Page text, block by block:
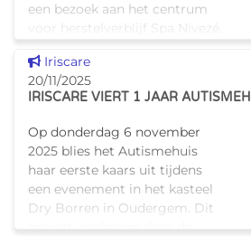
een bezoek aan het centrum
voor herstelverblijf Spa Nivezé.
organisator van de rondleiding,
en andere Brusselse
instellingen
Dit nieuws tonen
Iriscare
20/11/2025
IRISCARE VIERT 1 JAAR
Op donderdag 6 november
2025 blies het Autismehuis
haar eerste kaars uit tijdens
een evenement in het kasteel
Dry Borren in Oudergem. Dit
project, gedragen door de